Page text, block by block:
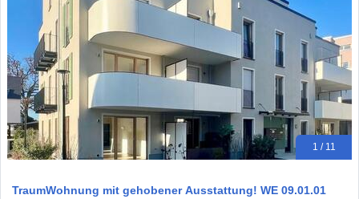
1 / 11
TraumWohnung mit gehobener Ausstattung! WE 09.01.01